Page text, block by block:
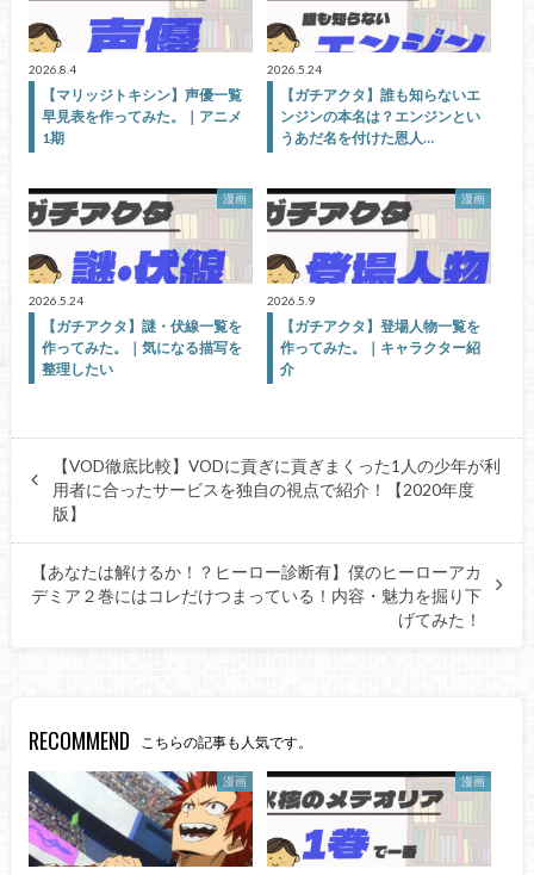
2026.8.4
【マリッジトキシン】声優一覧
早見表を作ってみた。｜アニメ
1期
2026.5.24
【ガチアクタ】誰も知らないエ
ンジンの本名は？エンジンとい
うあだ名を付けた恩人…
漫画
2026.5.24
【ガチアクタ】謎・伏線一覧を
作ってみた。｜気になる描写を
整理したい
漫画
2026.5.9
【ガチアクタ】登場人物一覧を
作ってみた。｜キャラクター紹
介
【VOD徹底比較】VODに貢ぎに貢ぎまくった1人の少年が利
用者に合ったサービスを独自の視点で紹介！【2020年度
版】
【あなたは解けるか！？ヒーロー診断有】僕のヒーローアカ
デミア２巻にはコレだけつまっている！内容・魅力を掘り下
げてみた！
RECOMMEND こちらの記事も人気です。
漫画 漫画